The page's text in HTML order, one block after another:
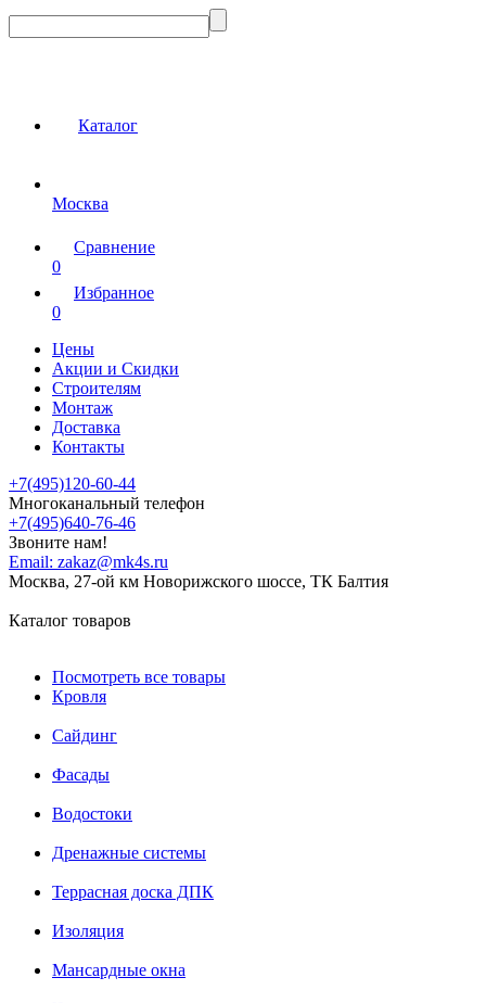
Каталог
Москва
Сравнение
0
Избранное
0
Цены
Акции и Скидки
Строителям
Монтаж
Доставка
Контакты
+7(495)120-60-44
Многоканальный телефон
+7(495)640-76-46
Звоните нам!
Email: zakaz@mk4s.ru
Москва, 27-ой км Новорижского шоссе, ТК Балтия
Каталог товаров
Посмотреть все товары
Кровля
Сайдинг
Фасады
Водостоки
Дренажные системы
Террасная доска ДПК
Изоляция
Мансардные окна